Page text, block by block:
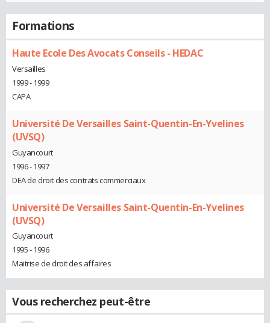
Formations
Haute Ecole Des Avocats Conseils - HEDAC
Versailles
1999 - 1999
CAPA
Université De Versailles Saint-Quentin-En-Yvelines
(UVSQ)
Guyancourt
1996 - 1997
DEA de droit des contrats commerciaux
Université De Versailles Saint-Quentin-En-Yvelines
(UVSQ)
Guyancourt
1995 - 1996
Maitrise de droit des affaires
Vous recherchez peut-être